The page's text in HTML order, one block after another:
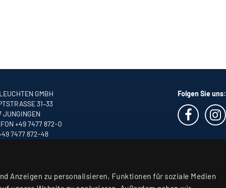
Anzeigen zu personalisieren, Funktionen für soziale Medien
GMBH
31–33
JUNGINGEN
+49 7477 872-0
7477 872-48
Folgen Sie uns: